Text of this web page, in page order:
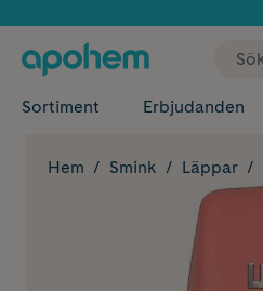
Sortiment Erbjudanden
Hem Smink Läppar